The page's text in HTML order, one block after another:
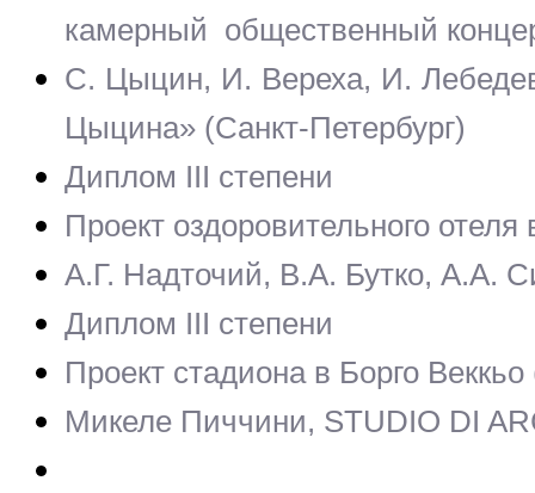
камерный общественный
С. Цыцин, И. Вереха, И.
Цыцина» (Санкт-Петербург)
Диплом III степени
Проект оздоровительного
А.Г. Надточий, В.А. Бутко, А.А.
Диплом III степени
Проект стадиона в Борго
Микеле Пиччини, STUDIO DI